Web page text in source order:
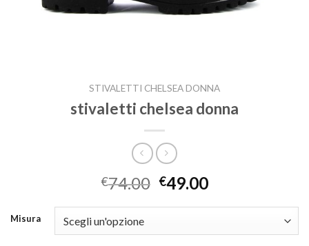
STIVALETTI CHELSEA DONNA
stivaletti chelsea donna
€74.00 €49.00
Misura